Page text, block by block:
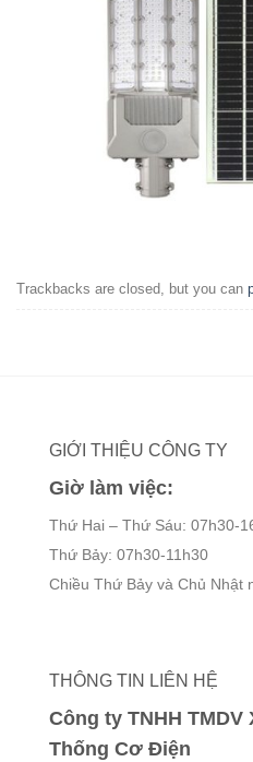
Trackbacks are closed, but you can
GIỚI THIỆU CÔNG TY
Giờ làm việc:
Thứ Hai – Thứ Sáu: 07h30-
Thứ Bảy: 07h30-11h30
Chiều Thứ Bảy và Chủ Nhật
THÔNG TIN LIÊN HỆ
Công ty TNHH TMDV
Thống Cơ Điện